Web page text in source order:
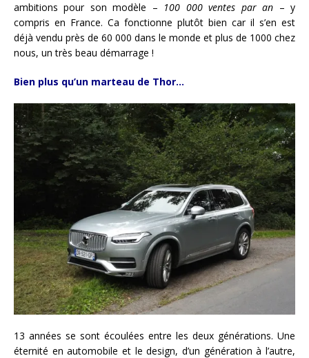
ambitions pour son modèle – 100 000 ventes par an – y
compris en France. Ca fonctionne plutôt bien car il s’en est
déjà vendu près de 60 000 dans le monde et plus de 1000 chez
nous, un très beau démarrage !
Bien plus qu’un marteau de Thor…
13 années se sont écoulées entre les deux générations. Une
éternité en automobile et le design, d’un génération à l’autre,